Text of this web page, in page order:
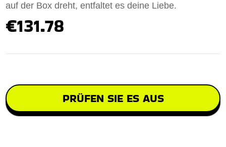
auf der Box dreht, entfaltet es deine Liebe.
€131.78
PRÜFEN SIE ES AUS